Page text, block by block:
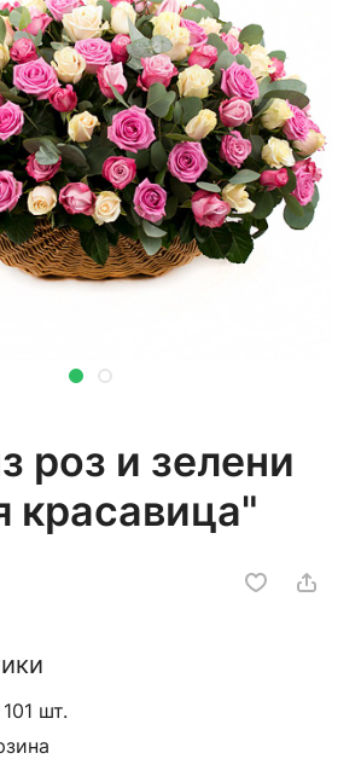
роз и зелени
красавица"
шт.